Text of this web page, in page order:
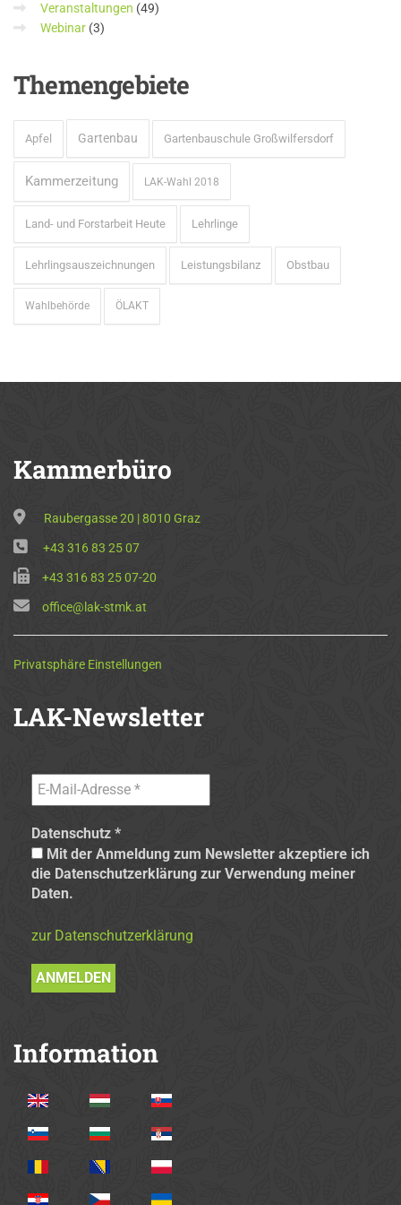
Veranstaltungen (49)
Webinar (3)
Themengebiete
Apfel Gartenbau Gartenbauschule Großwilfersdorf
Kammerzeitung LAK-Wahl 2018
Land- und Forstarbeit Heute Lehrlinge
Lehrlingsauszeichnungen Leistungsbilanz Obstbau
Wahlbehörde ÖLAKT
Kammerbüro
Raubergasse 20 | 8010 Graz
+43 316 83 25 07
+43 316 83 25 07-20
office@lak-stmk.at
Privatsphäre Einstellungen
LAK-Newsletter
Datenschutz *
Mit der Anmeldung zum Newsletter akzeptiere ich
die Datenschutzerklärung zur Verwendung meiner
Daten.
zur Datenschutzerklärung
Information